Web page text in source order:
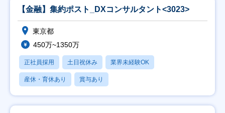
【金融】集約ポスト_DXコンサルタント<3023>
東京都
450万~1350万
正社員採用 土日祝休み 業界未経験OK
産休・育休あり 賞与あり